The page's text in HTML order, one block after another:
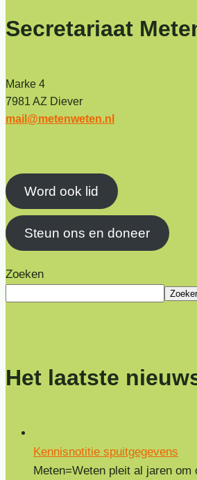
Secretariaat
Marke 4
7981 AZ Diever
mail@metenweten.nl
Word ook lid
Steun ons en doneer
Zoeken
Het laatste
Kennisnotitie spuitgegevens
Meten=Weten pleit al jaren om